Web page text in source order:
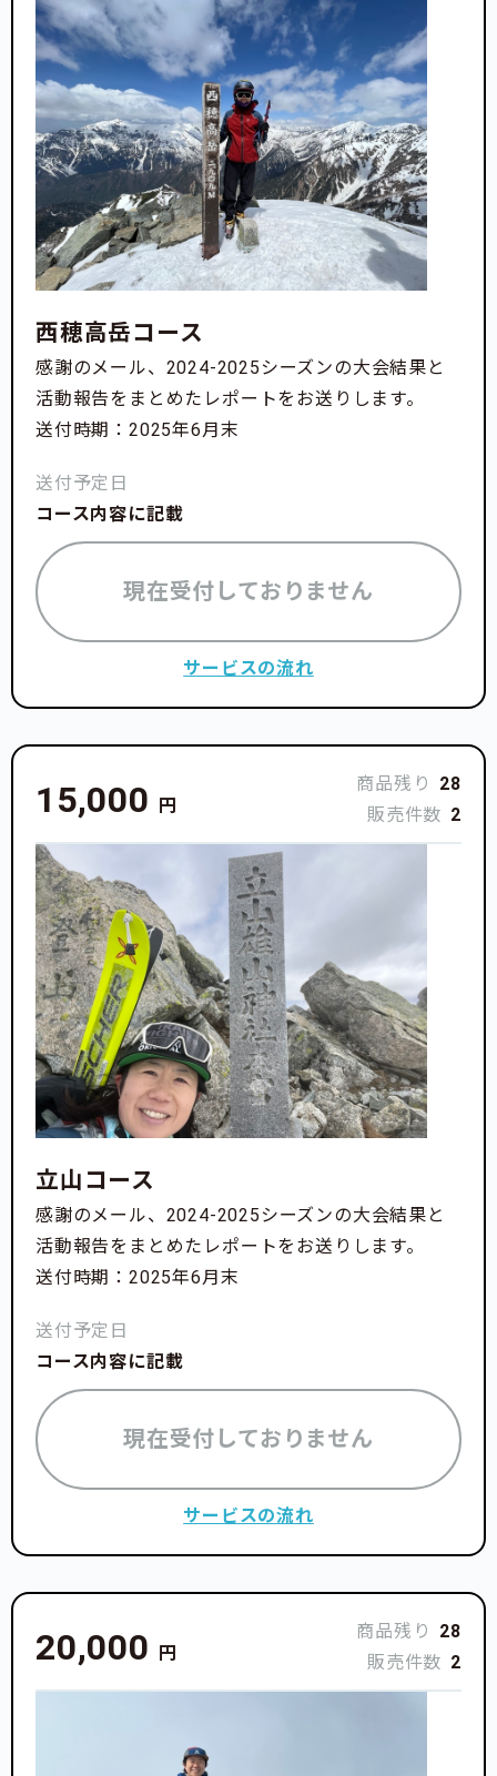
西穂高岳コース
感謝のメール、2024-2025シーズンの大会結果と
活動報告をまとめたレポートをお送りします。
送付時期：2025年6月末
送付予定日
コース内容に記載
現在受付しておりません
サービスの流れ
15,000 円
商品残り
28
販売件数 2
立山コース
感謝のメール、2024-2025シーズンの大会結果と
活動報告をまとめたレポートをお送りします。
送付時期：2025年6月末
送付予定日
コース内容に記載
現在受付しておりません
サービスの流れ
20,000 円
商品残り
28
販売件数 2